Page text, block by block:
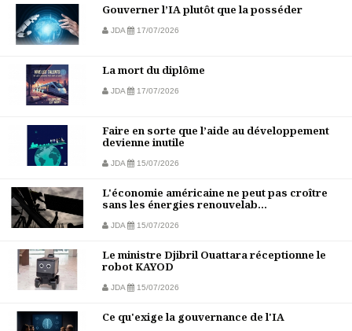
Gouverner l’IA plutôt que la posséder
JDA 17/07/2026
La mort du diplôme
JDA 17/07/2026
Faire en sorte que l’aide au développement
devienne inutile
JDA 15/07/2026
L'économie américaine ne peut pas croître
sans les énergies renouvelab...
JDA 15/07/2026
Le ministre Djibril Ouattara réceptionne le
robot KAYOD
JDA 15/07/2026
Ce qu'exige la gouvernance de l'IA